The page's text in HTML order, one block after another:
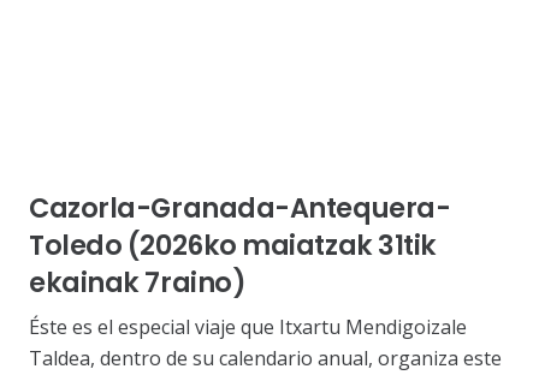
Cazorla-Granada-Antequera-
Toledo (2026ko maiatzak 31tik
ekainak 7raino)
Éste es el especial viaje que Itxartu Mendigoizale
Taldea, dentro de su calendario anual, organiza este